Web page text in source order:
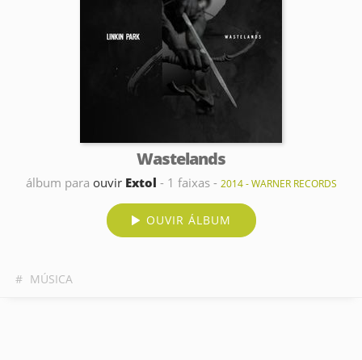
Wastelands
álbum para ouvir Extol - 1 faixas - 2014 - WARNER RECORDS
OUVIR ÁLBUM
# MÚSICA